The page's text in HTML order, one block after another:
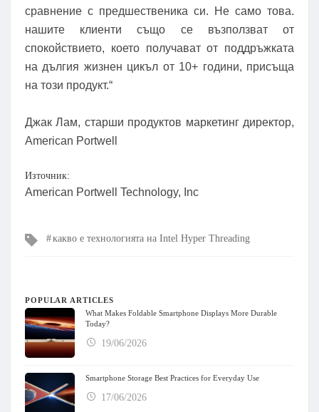
сравнение с предшественика си. Не само това.
нашите клиенти също се възползват от
спокойствието, което получават от поддръжката
на дългия жизнен цикъл от 10+ години, присъща
на този продукт.“
Джак Лам, старши продуктов маркетинг директор,
American Portwell
Източник:
American Portwell Technology, Inc
Tagsкакво е технологията на Intel Hyper Threading
POPULAR ARTICLES
What Makes Foldable Smartphone Displays More Durable
Today?
19/06/2026
Smartphone Storage Best Practices for Everyday Use
17/06/2026